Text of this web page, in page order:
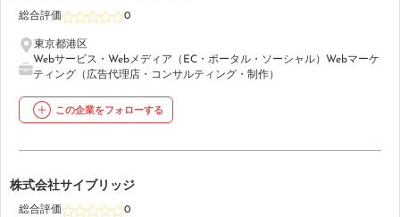
総合評価 0
東京都港区
Webサービス・Webメディア（EC・ポータル・ソーシャル） Webマーケ
ティング（広告代理店・コンサルティング・制作）
この企業をフォローする
49
株式会社サイブリッジ
総合評価 0